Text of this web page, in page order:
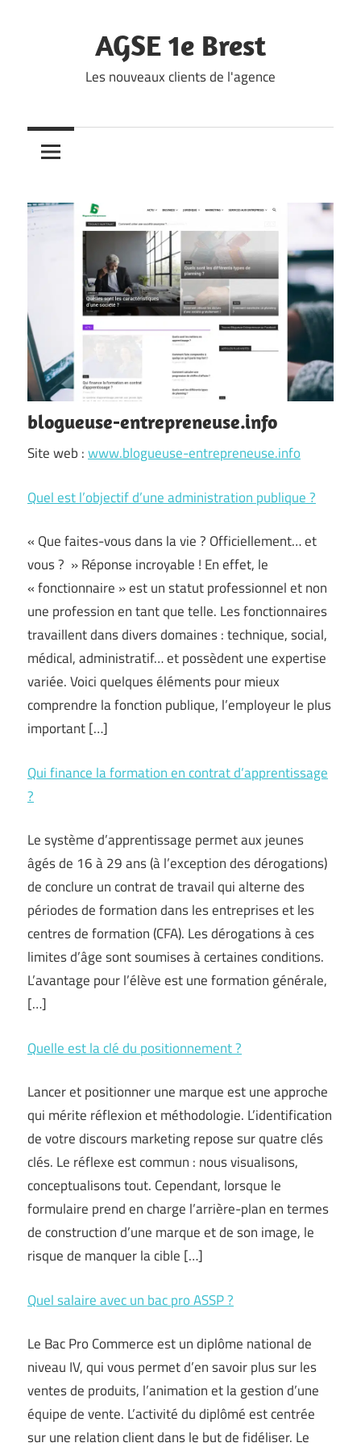
AGSE 1e Brest
Les nouveaux clients de l'agence
blogueuse-entrepreneuse.info
Site web :www.blogueuse-entrepreneuse.info
Quel est l’objectif d’une administration publique ?
« Que faites-vous dans la vie ? Officiellement… et
vous ? » Réponse incroyable ! En effet, le
« fonctionnaire » est un statut professionnel et non
une profession en tant que telle. Les fonctionnaires
travaillent dans divers domaines : technique, social,
médical, administratif… et possèdent une expertise
variée. Voici quelques éléments pour mieux
comprendre la fonction publique, l’employeur le plus
important […]
Qui finance la formation en contrat d’apprentissage
?
Le système d’apprentissage permet aux jeunes
âgés de 16 à 29 ans (à l’exception des dérogations)
de conclure un contrat de travail qui alterne des
périodes de formation dans les entreprises et les
centres de formation (CFA). Les dérogations à ces
limites d’âge sont soumises à certaines conditions.
L’avantage pour l’élève est une formation générale,
[…]
Quelle est la clé du positionnement ?
Lancer et positionner une marque est une approche
qui mérite réflexion et méthodologie. L’identification
de votre discours marketing repose sur quatre clés
clés. Le réflexe est commun : nous visualisons,
conceptualisons tout. Cependant, lorsque le
formulaire prend en charge l’arrière-plan en termes
de construction d’une marque et de son image, le
risque de manquer la cible […]
Quel salaire avec un bac pro ASSP ?
Le Bac Pro Commerce est un diplôme national de
niveau IV, qui vous permet d’en savoir plus sur les
ventes de produits, l’animation et la gestion d’une
équipe de vente. L’activité du diplômé est centrée
sur une relation client dans le but de fidéliser. Le